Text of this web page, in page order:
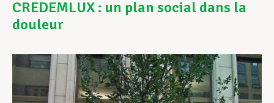
Vos droits
Assistance en vie privée
CREDEMLUX : un plan social dans la
douleur